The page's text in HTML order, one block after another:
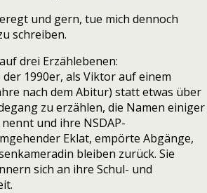
und gern, tue mich dennoch
schreiben.
drei Erzählebenen:
1990er, als Viktor auf einem
nach dem Abitur) statt etwas über
zu erzählen, die Namen einiger
und ihre NSDAP-
Eklat, empörte Abgänge,
bleiben zurück. Sie
sich an ihre Schul- und